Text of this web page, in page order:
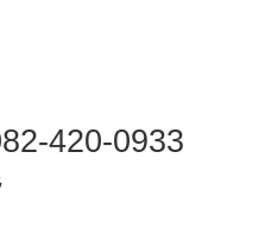
420-0933